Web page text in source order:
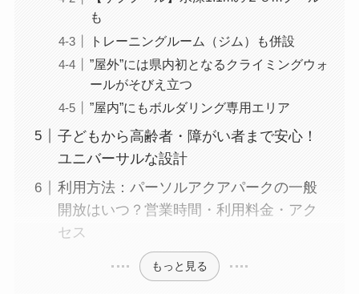
も
トレーニングルーム（ジム）も併設
”屋外”には県内初となるクライミングウォ
ールがそびえ立つ
”屋内”にもボルダリング専用エリア
子どもから高齢者・障がい者まで安心！
ユニバーサルな設計
利用方法：パーソルアクアパークの一般
開放はいつ？営業時間・利用料金・アク
セス
もっと見る